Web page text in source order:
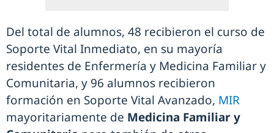
Del total de alumnos, 48 recibieron el curso de
Soporte Vital Inmediato, en su mayoría
residentes de Enfermería y Medicina Familiar y
Comunitaria, y 96 alumnos recibieron
formación en Soporte Vital Avanzado, MIR
mayoritariamente de Medicina Familiar y